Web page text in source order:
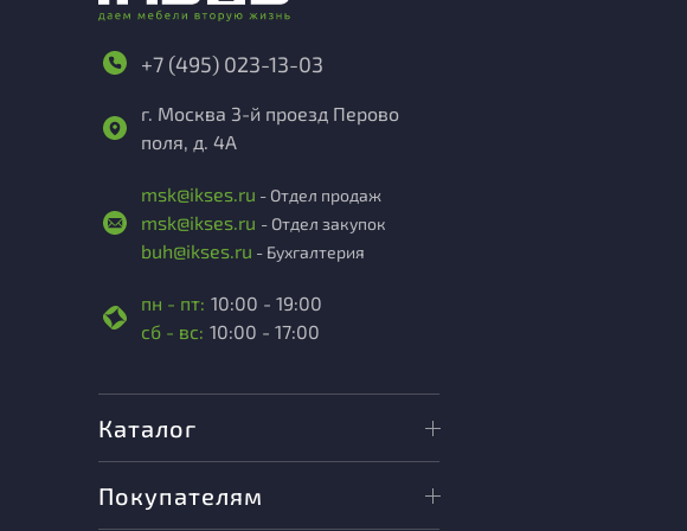
+7 (495) 023-13-03
г. Москва 3-й проезд Перово
поля, д. 4А
msk@ikses.ru - Отдел продаж
msk@ikses.ru - Отдел закупок
buh@ikses.ru - Бухгалтерия
пн - пт: 10:00 - 19:00
сб - вс: 10:00 - 17:00
Каталог
Покупателям